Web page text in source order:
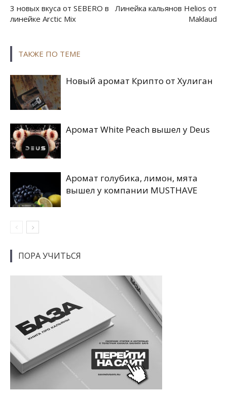
3 новых вкуса от SEBERO в
линейке Arctic Mix
Линейка кальянов Helios от
Maklaud
ТАКЖЕ ПО ТЕМЕ
Новый аромат Крипто от Хулиган
Аромат White Peach вышел у Deus
Аромат голубика, лимон, мята
вышел у компании MUSTHAVE
ПОРА УЧИТЬСЯ